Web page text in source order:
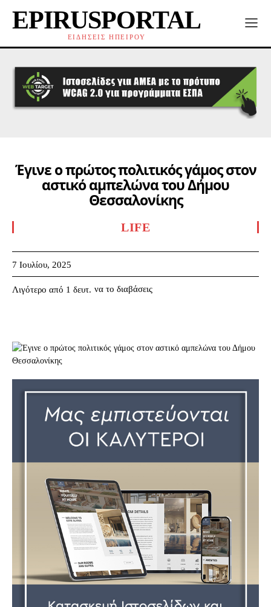
EPIRUSPORTAL
ΕΙΔΗΣΕΙΣ ΗΠΕΙΡΟΥ
Έγινε ο πρώτος πολιτικός γάμος στον
αστικό αμπελώνα του Δήμου
Θεσσαλονίκης
LIFE
7 Ιουλίου, 2025
Λιγότερο από 1 δευτ. να το διαβάσεις